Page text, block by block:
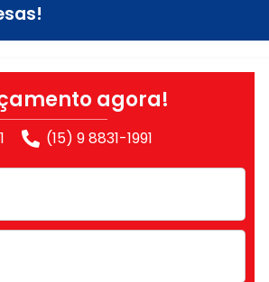
agora!
(15) 9 8831-1991